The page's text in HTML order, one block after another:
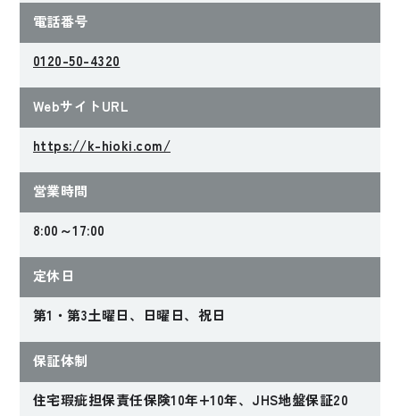
2020年完成
眺めの家
Aさんファミリー
【兵庫県神戸市】
2020年完成
【兵庫県明石市】
電話番号
0120-50-4320
WebサイトURL
https://k-hioki.com/
営業時間
8:00～17:00
定休日
第1・第3土曜日、日曜日、祝日
保証体制
住宅瑕疵担保責任保険10年+10年、JHS地盤保証20